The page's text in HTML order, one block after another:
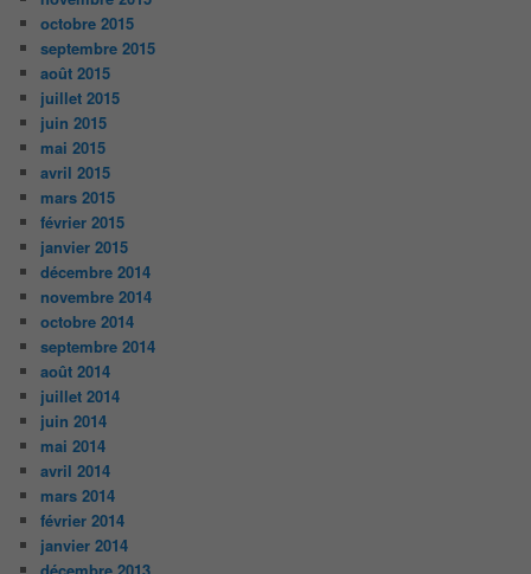
octobre 2015
septembre 2015
août 2015
juillet 2015
juin 2015
mai 2015
avril 2015
mars 2015
février 2015
janvier 2015
décembre 2014
novembre 2014
octobre 2014
septembre 2014
août 2014
juillet 2014
juin 2014
mai 2014
avril 2014
mars 2014
février 2014
janvier 2014